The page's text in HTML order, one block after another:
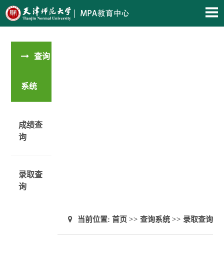
查询
系统
成绩查
询
录取查
询
当前位置: 首页 >> 查询系统>> 录取查询